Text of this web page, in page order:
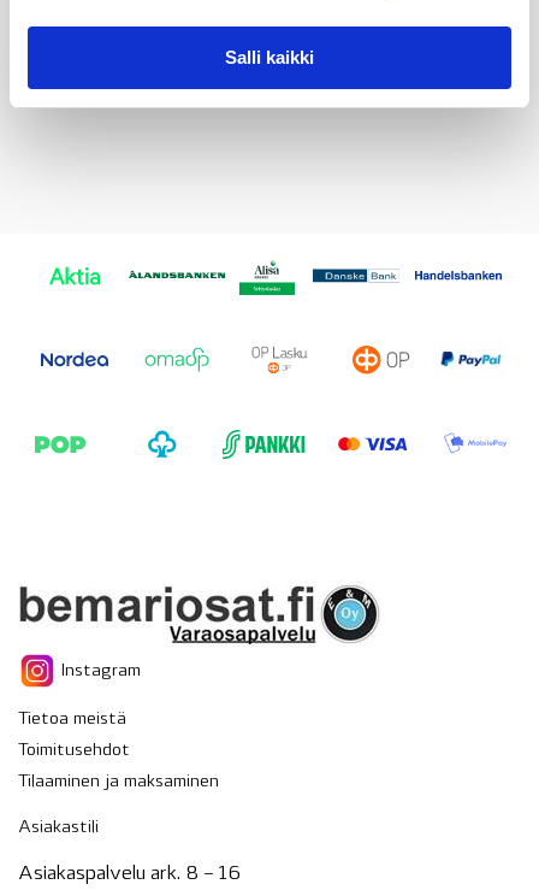
Salli kaikki
51 43 0 141 024
Instagram
Tietoa meistä
Toimitusehdot
Tilaaminen ja maksaminen
Asiakastili
Asiakaspalvelu ark. 8 – 16